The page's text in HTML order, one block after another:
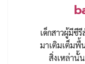
เด็กสาวผู้มีซี
มาเติมเต็มพื้
สิ่งเหล่านั้